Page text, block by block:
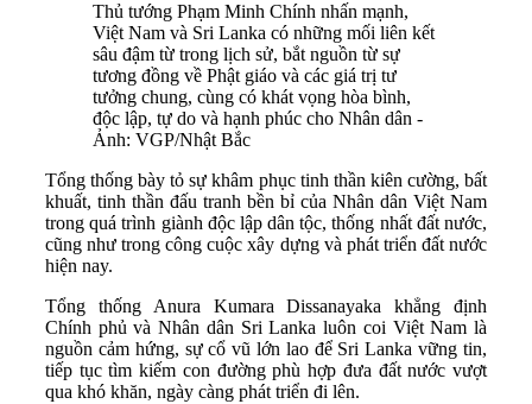
Thủ tướng Phạm Minh Chính nhấn mạnh,
Việt Nam và Sri Lanka có những mối liên kết
sâu đậm từ trong lịch sử, bắt nguồn từ sự
tương đồng về Phật giáo và các giá trị tư
tưởng chung, cùng có khát vọng hòa bình,
độc lập, tự do và hạnh phúc cho Nhân dân -
Ảnh: VGP/Nhật Bắc
Tổng thống bày tỏ sự khâm phục tinh thần kiên cường, bất
khuất, tinh thần đấu tranh bền bỉ của Nhân dân Việt Nam
trong quá trình giành độc lập dân tộc, thống nhất đất nước,
cũng như trong công cuộc xây dựng và phát triển đất nước
hiện nay.
Tổng thống Anura Kumara Dissanayaka khẳng định
Chính phủ và Nhân dân Sri Lanka luôn coi Việt Nam là
nguồn cảm hứng, sự cổ vũ lớn lao để Sri Lanka vững tin,
tiếp tục tìm kiếm con đường phù hợp đưa đất nước vượt
qua khó khăn, ngày càng phát triển đi lên.